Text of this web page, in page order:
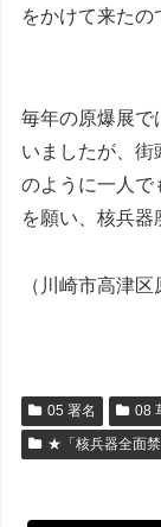
をかけて来たの
毎年の原爆展で
いましたが、街
のように一人で
を願い、核兵器
（川崎市高津
05 署名 08
★「核兵器全面禁